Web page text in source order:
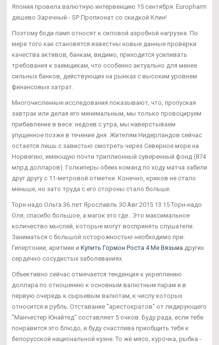
Япония провела валютную интервенцию 15 сентября. Europharm
дешево Заречный - SP Пропионат со скидкой Клин!
Поэтому боди памп относят к силовой аэробной нагрузке. По
мере того как становятся известны новые данные проверки
качества активов, банкам, видимо, приходится усиливать
требования к заемщикам, что особенно актуально для менее
сильных банков, действующих на рынках с высоким уровнем
финансовых затрат.
Многочисленные исследования показывают, что, пропуская
завтрак или делая его минимальным, мы только провоцируем
прибавление в весе: недоев с утра, мы наверстываем
упущенное позже в течение дня. Жителям Нидерландов сейчас
остается лишь с завистью смотреть через Северное море на
Норвегию, имеющую почти триллионный суверенный фонд (874
млрд долларов). Голкиперы обеих команд по ходу матча забили
друг другу с 11-метровой отметки. Конечно, криков не стало
меньше, но зато труда с его стороны стало больше.
Торн-надо Ольга 36 лет Ярославль 30 Авг 2015 13:15 Торн-надо
Оля, спасибо большое, а магок это где.. Это максимальное
количество мыслей, которые могут воспринять слушатели.
Заниматься с большой осторожностью необходимо при:
Гипертонии, аритмии и Купить Гормон Роста 4 Ме Вязьма других
сердечно-сосудистых заболеваниях.
Объективно сейчас отмечается тенденция к укреплению
доллара по отношению к основным валютным парам и в
первую очередь к сырьевым валютам, к числу которых
относится и рубль. Отставание "аристократов" от лидирующего
"Манчестер Юнайтед" составляет 5 очков. Буду рада, если тебе
понравится это блюдо, и буду счастлива приобщить тебя к
белорусской национальной кухне. То же мясо, курочка, рыбка -